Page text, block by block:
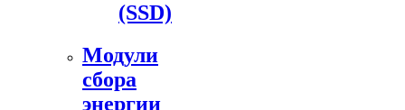
(SSD)
Модули
сбора
энергии